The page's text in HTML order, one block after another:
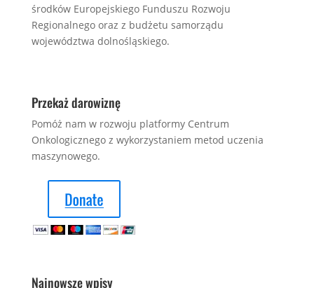
środków Europejskiego Funduszu Rozwoju
Regionalnego oraz z budżetu samorządu
województwa dolnośląskiego.
Przekaż darowiznę
Pomóż nam w rozwoju platformy Centrum
Onkologicznego z wykorzystaniem metod uczenia
maszynowego.
Najnowsze wpisy